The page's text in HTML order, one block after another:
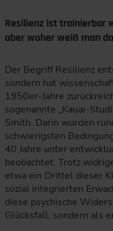
Resilienz ist trainierbar
aber woher weiß man
Der Begriff Resilienz
sondern hat
1950er-Jahre
sogenannte „Kauai-
Smith. Darin wurden
schwierigsten
40 Jahre unter
beobachtet. Trotz
etwa ein Drittel dieser
sozial integrierten
diese psychische
Glücksfall, sondern als